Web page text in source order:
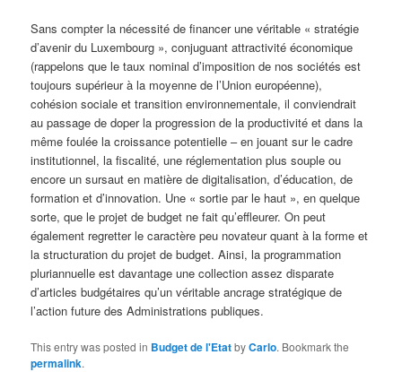
Sans compter la nécessité de financer une véritable « stratégie
d’avenir du Luxembourg », conjuguant attractivité économique
(rappelons que le taux nominal d’imposition de nos sociétés est
toujours supérieur à la moyenne de l’Union européenne),
cohésion sociale et transition environnementale, il conviendrait
au passage de doper la progression de la productivité et dans la
même foulée la croissance potentielle – en jouant sur le cadre
institutionnel, la fiscalité, une réglementation plus souple ou
encore un sursaut en matière de digitalisation, d’éducation, de
formation et d’innovation. Une « sortie par le haut », en quelque
sorte, que le projet de budget ne fait qu’effleurer. On peut
également regretter le caractère peu novateur quant à la forme et
la structuration du projet de budget. Ainsi, la programmation
pluriannuelle est davantage une collection assez disparate
d’articles budgétaires qu’un véritable ancrage stratégique de
l’action future des Administrations publiques.
This entry was posted in Budget de l'EtatbyCarlo. Bookmark the
permalink.